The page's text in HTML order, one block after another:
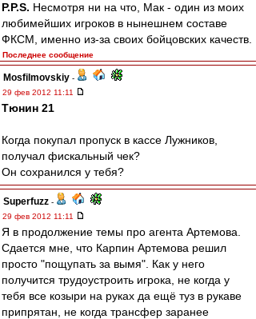
P.P.S. Несмотря ни на что, Мак - один из моих
любимейших игроков в нынешнем составе
ФКСМ, именно из-за своих бойцовских качеств.
Последнее сообщение
Mosfilmovskiy -
29 фев 2012 11:11
Тюнин 21
Когда покупал пропуск в кассе Лужников,
получал фискальный чек?
Он сохранился у тебя?
Superfuzz -
29 фев 2012 11:11
Я в продолжение темы про агента Артемова.
Сдается мне, что Карпин Артемова решил
просто "пощупать за вымя". Как у него
получится трудоустроить игрока, не когда у
тебя все козыри на руках да ещё туз в рукаве
припрятан, не когда трансфер заранее